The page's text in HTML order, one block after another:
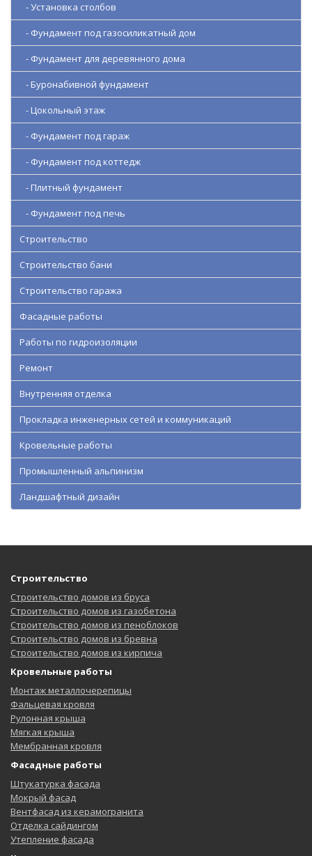
- Установка столбов
- Фундамент под газосиликатный дом
- Фундамент для деревянного дома
- Буронабивной фундамент
- Цокольный этаж
- Фундамент под гараж
- Фундамент под коттедж
- Плитный фундамент
- Фундамент под печь
Строительство
Строительство бани
Строительство гаража
Фасадные работы
Работы по гидроизоляции
Ремонт
Внутренняя отделка
Прокладка инженерных сетей и коммуникаций
Кровельные работы
Промышленный альпинизм
Ландшафтный дизайн
Строительство
Строительство домов из бруса
Строительство домов из газобетона
Строительство домов из пеноблоков
Строительство домов из бревна
Строительство домов из кирпича
Кровельные работы
Монтаж металлочерепицы
Фальцевая кровля
Рулонная крыша
Мягкая крыша
Мембранная кровля
Фасадные работы
Штукатурка фасада
Мокрый фасад
Вентфасад из керамогранита
Отделка сайдингом
Утепление фасада